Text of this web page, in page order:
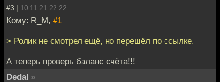
#3 | 10.11.21 22:22
Кому: R_M, #1
> Ролик не смотрел ещё, но перешёл по ссылке.
А теперь проверь баланс счёта!!!
Dedal »